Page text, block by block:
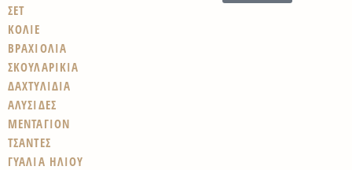
ΣΕΤ
ΚΟΛΙΕ
ΒΡΑΧΙΟΛΙΑ
ΣΚΟΥΛΑΡΙΚΙΑ
ΔΑΧΤΥΛΙΔΙΑ
ΑΛΥΣΙΔΕΣ
ΜΕΝΤΑΓΙΟΝ
ΤΣΑΝΤΕΣ
ΓΥΑΛΙΑ ΗΛΙΟΥ